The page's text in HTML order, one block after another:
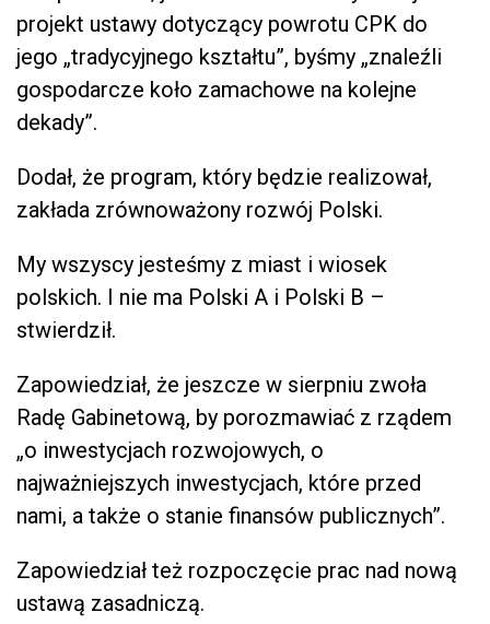
projekt ustawy dotyczący powrotu CPK do
jego „tradycyjnego kształtu”, byśmy „znaleźli
gospodarcze koło zamachowe na kolejne
dekady”.
Dodał, że program, który będzie realizował,
zakłada zrównoważony rozwój Polski.
My wszyscy jesteśmy z miast i wiosek
polskich. I nie ma Polski A i Polski B –
stwierdził.
Zapowiedział, że jeszcze w sierpniu zwoła
Radę Gabinetową, by porozmawiać z rządem
„o inwestycjach rozwojowych, o
najważniejszych inwestycjach, które przed
nami, a także o stanie finansów publicznych”.
Zapowiedział też rozpoczęcie prac nad nową
ustawą zasadniczą.